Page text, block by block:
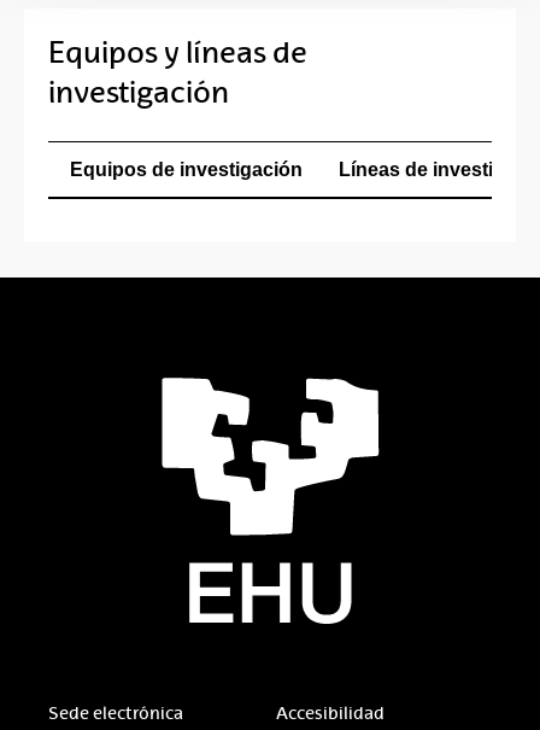
Equipos y líneas de
investigación
Equipos de investigación Líneas de
Sede electrónica Accesibilidad